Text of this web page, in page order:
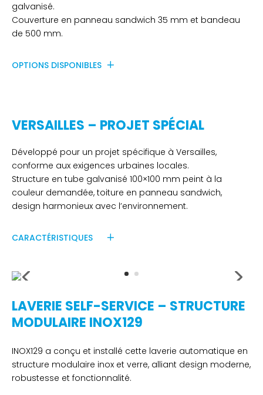
galvanisé.
Couverture en panneau sandwich 35 mm et bandeau
de 500 mm.
OPTIONS DISPONIBLES
VERSAILLES – PROJET SPÉCIAL
Développé pour un projet spécifique à Versailles,
conforme aux exigences urbaines locales.
Structure en tube galvanisé 100×100 mm peint à la
couleur demandée, toiture en panneau sandwich,
design harmonieux avec l’environnement.
CARACTÉRISTIQUES
LAVERIE SELF-SERVICE – STRUCTURE
MODULAIRE INOX129
INOX129 a conçu et installé cette laverie automatique en
structure modulaire inox et verre, alliant design moderne,
robustesse et fonctionnalité.